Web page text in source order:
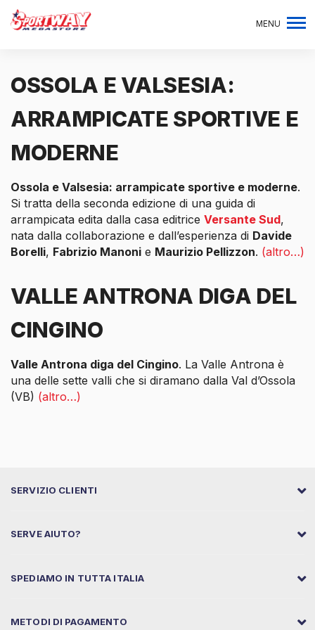
MENU
OSSOLA E VALSESIA:
ARRAMPICATE SPORTIVE E
MODERNE
Ossola e Valsesia: arrampicate sportive e moderne.
Si tratta della seconda edizione di una guida di
arrampicata edita dalla casa editrice Versante Sud,
nata dalla collaborazione e dall’esperienza di Davide
Borelli, Fabrizio Manoni e Maurizio Pellizzon. (altro…)
VALLE ANTRONA DIGA DEL
CINGINO
Valle Antrona diga del Cingino. La Valle Antrona è
una delle sette valli che si diramano dalla Val d’Ossola
(VB) (altro…)
SERVIZIO CLIENTI
SERVE AIUTO?
SPEDIAMO IN TUTTA ITALIA
METODI DI PAGAMENTO